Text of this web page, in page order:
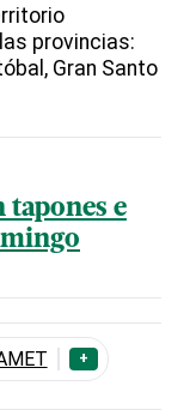
provincias:
Gran Santo
tapones e
+